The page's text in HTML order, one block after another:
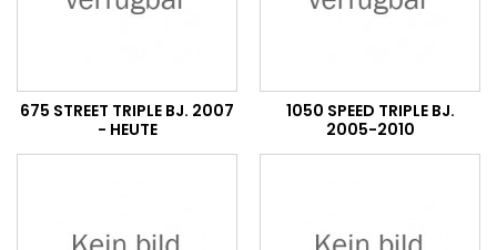
675 STREET TRIPLE BJ. 2007
- HEUTE
1050 SPEED TRIPLE BJ.
2005-2010